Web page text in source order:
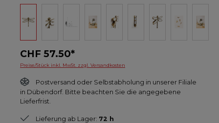
CHF 57.50*
Preise/Stück inkl. MwSt. zzgl. Versandkosten
Postversand oder Selbstabholung in unserer Filiale
in Dübendorf. Bitte beachten Sie die angegebene
Lieferfrist.
Lieferung ab Lager: 72 h